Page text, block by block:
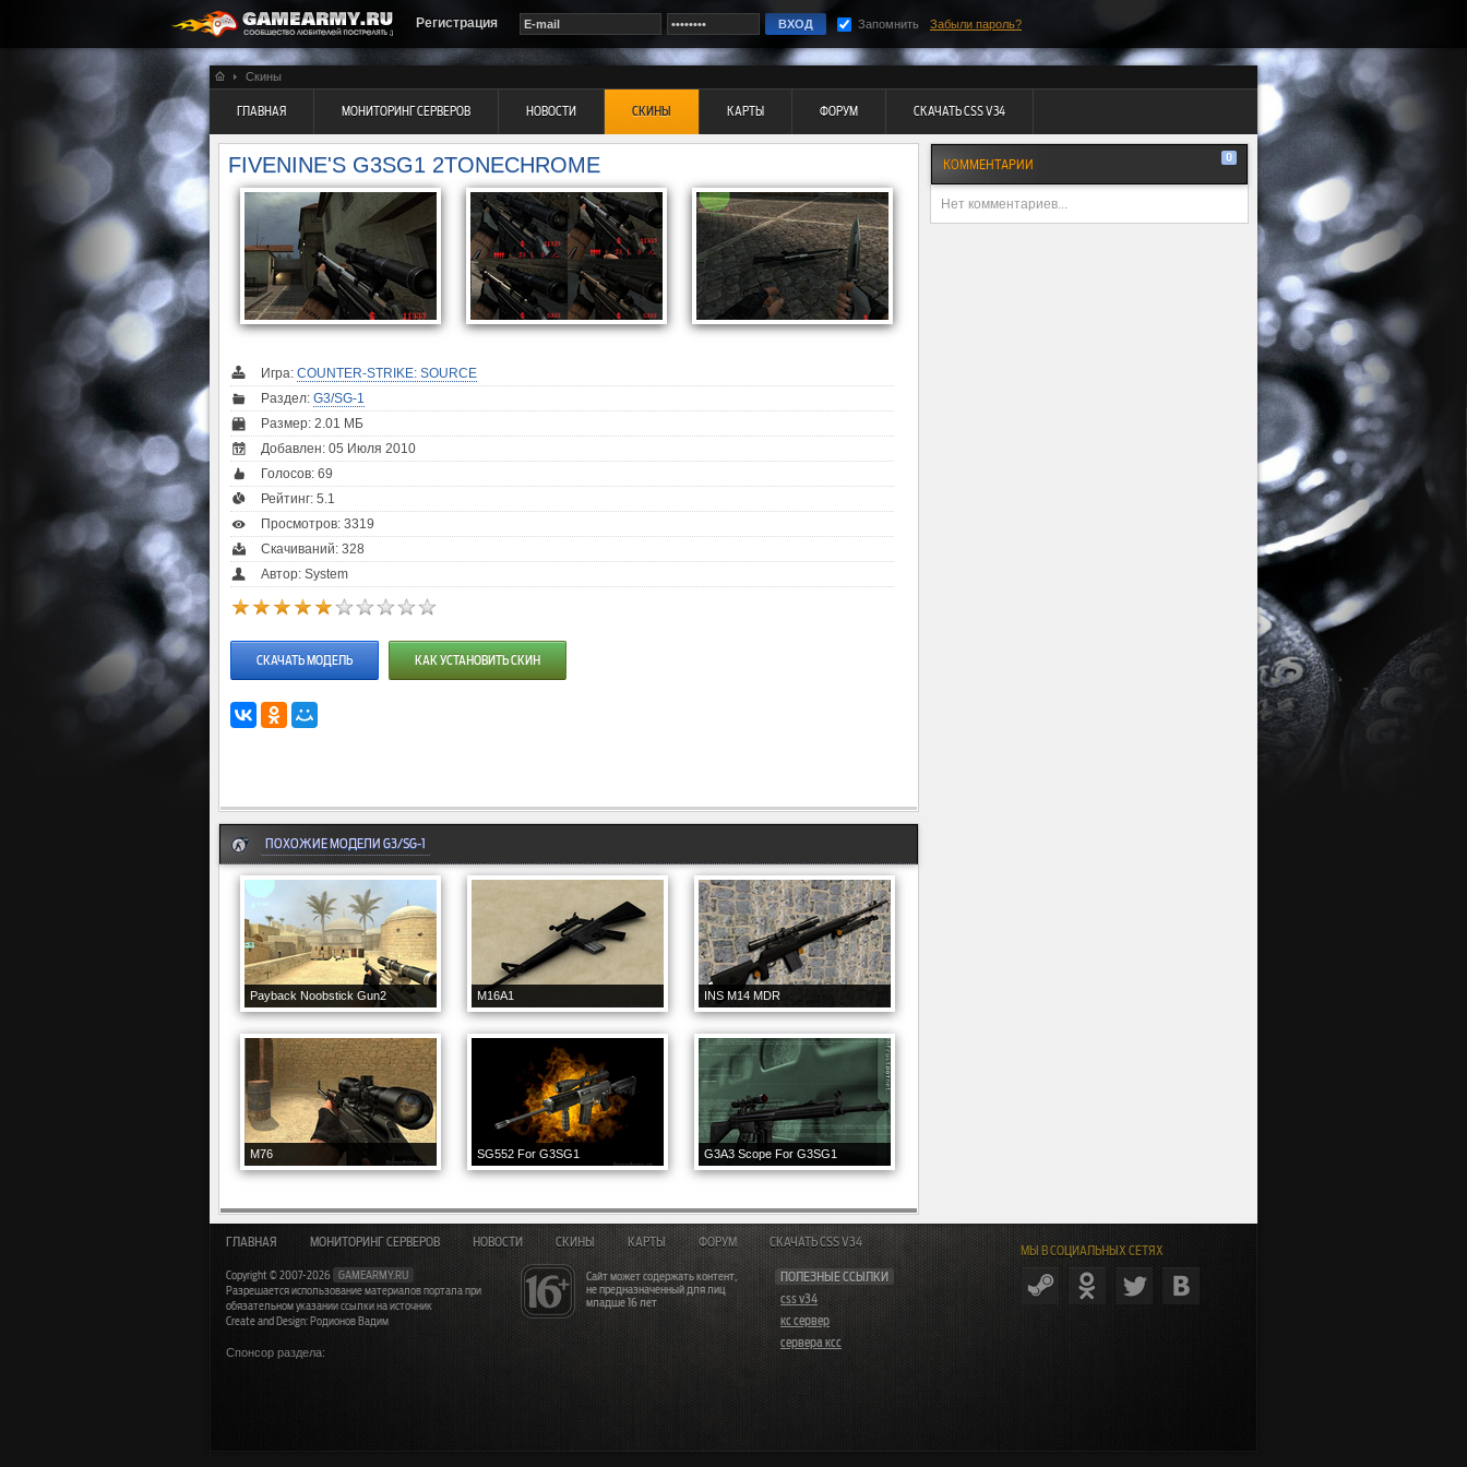
Регистрация Запомнить Забыли пароль?
Скины
ГЛАВНАЯ МОНИТОРИНГ СЕРВЕРОВ НОВОСТИ СКИНЫ КАРТЫ ФОРУМ СКАЧАТЬ CSS V34
FIVENINE'S G3SG1 2TONECHROME
Игра: COUNTER-STRIKE: SOURCE
Раздел: G3/SG-1
Размер: 2.01 МБ
Добавлен: 05 Июля 2010
Голосов: 69
Рейтинг: 5.1
Просмотров: 3319
Скачиваний: 328
Автор: System
СКАЧАТЬ МОДЕЛЬ КАК УСТАНОВИТЬ СКИН
ПОХОЖИЕ МОДЕЛИ G3/SG-1
Payback Noobstick Gun2 M16A1 INS M14 MDR
M76 SG552 For G3SG1 G3A3 Scope For G3SG1
КОММЕНТАРИИ 0
Нет комментариев...
МЫ В СОЦИАЛЬНЫХ СЕТЯХ
Сайт может содержать контент,
не предназначенный для лиц
младше 16 лет
ПОЛЕЗНЫЕ ССЫЛКИ
css v34
кс сервер
сервера ксс
ГЛАВНАЯ МОНИТОРИНГ СЕРВЕРОВ НОВОСТИ СКИНЫ КАРТЫ ФОРУМ СКАЧАТЬ CSS V34
Copyright © 2007-2026
GAMEARMY.RU
Разрешается использование материалов портала при
обязательном указании ссылки на источник
Create and Design: Родионов Вадим
Спонсор раздела: